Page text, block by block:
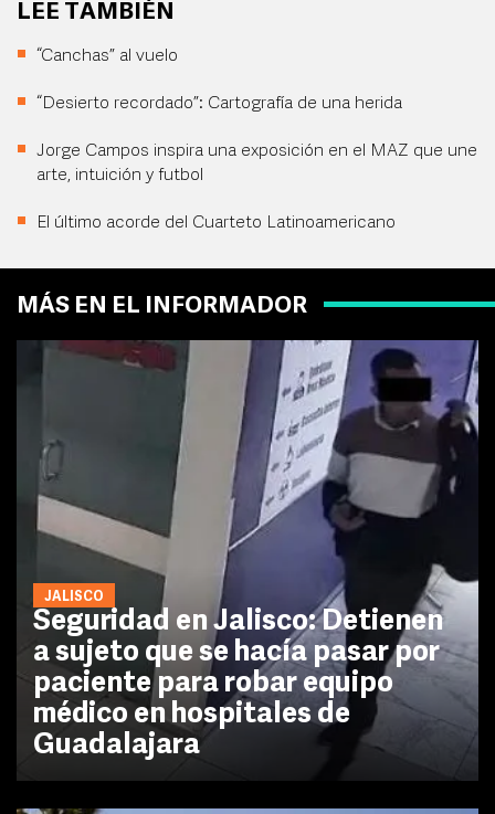
LEE TAMBIÉN
“Canchas” al vuelo
“Desierto recordado”: Cartografía de una herida
Jorge Campos inspira una exposición en el MAZ que une
arte, intuición y futbol
El último acorde del Cuarteto Latinoamericano
MÁS EN EL INFORMADOR
JALISCO
Seguridad en Jalisco: Detienen
a sujeto que se hacía pasar por
paciente para robar equipo
médico en hospitales de
Guadalajara